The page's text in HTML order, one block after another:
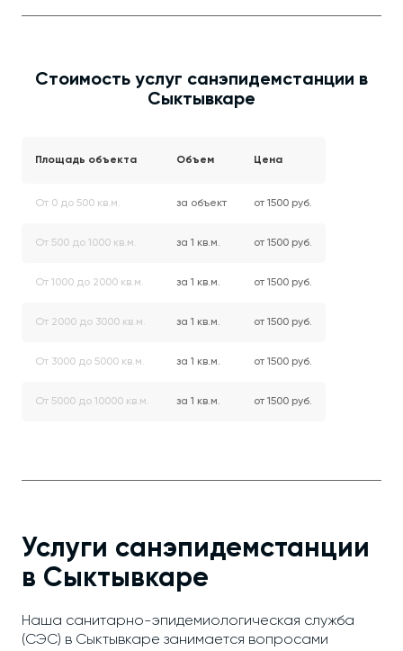
Стоимость услуг санэпидемстанции в
Сыктывкаре
Площадь объекта Объем Цена
От 0 до 500 кв.м. за объект от 1500 руб.
От 500 до 1000 кв.м. за 1 кв.м. от 1500 руб.
От 1000 до 2000 кв.м. за 1 кв.м. от 1500 руб.
От 2000 до 3000 кв.м. за 1 кв.м. от 1500 руб.
От 3000 до 5000 кв.м. за 1 кв.м. от 1500 руб.
От 5000 до 10000 кв.м. за 1 кв.м. от 1500 руб.
Услуги санэпидемстанции
в Сыктывкаре
Наша санитарно-эпидемиологическая служба
(СЭС) в Сыктывкаре занимается вопросами